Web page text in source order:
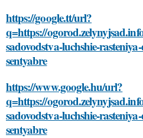
https://google.tt/url?
q=https://
sadovodstva-luchshie-
sentyabre
https://www.google.hu/url?
q=https://
sadovodstva-luchshie-
sentyabre